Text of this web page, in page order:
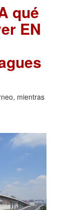
qué
EN
mientras